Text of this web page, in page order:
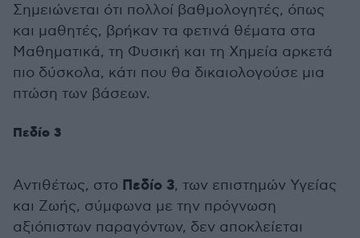
Σημειώνεται ότι πολλοί βαθμολογητές, όπως
και μαθητές, βρήκαν τα φετινά θέματα στα
Μαθηματικά, τη Φυσική και τη Χημεία αρκετά
πιο δύσκολα, κάτι που θα δικαιολογούσε μια
πτώση των βάσεων.
Πεδίο 3
Αντιθέτως, στο Πεδίο 3, των επιστημών Υγείας
και Ζωής, σύμφωνα με την πρόγνωση
αξιόπιστων παραγόντων, δεν αποκλείεται